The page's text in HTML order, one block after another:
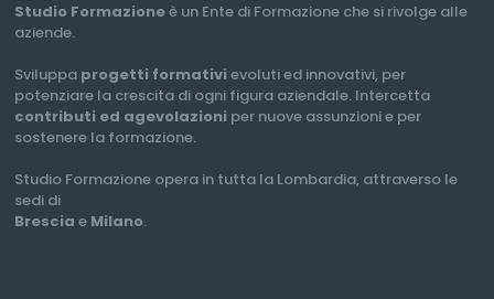
Studio Formazioneè un Ente di Formazione che si rivolge alle
aziende.
Sviluppa progetti formativi evoluti ed innovativi, per
potenziare la crescita di ogni figura aziendale. Intercetta
contributi ed agevolazioni per nuove assunzioni e per
sostenere la formazione.
Studio Formazione opera in tutta la Lombardia, attraverso le
sedi di
Brescia e Milano.